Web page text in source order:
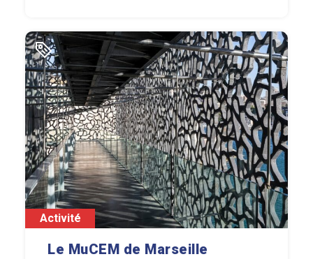
Activité
Le MuCEM de Marseille